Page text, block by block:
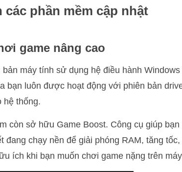
phần mềm cập nhật
game nâng cao
máy tính sử dụng hệ điều hành Windows
bạn luôn được hoạt động với phiên bản
thống.
còn sở hữu Game Boost. Công cụ giúp bạn
chạy nền để giải phóng RAM, tăng tốc,
ích khi bạn muốn chơi game nặng trên